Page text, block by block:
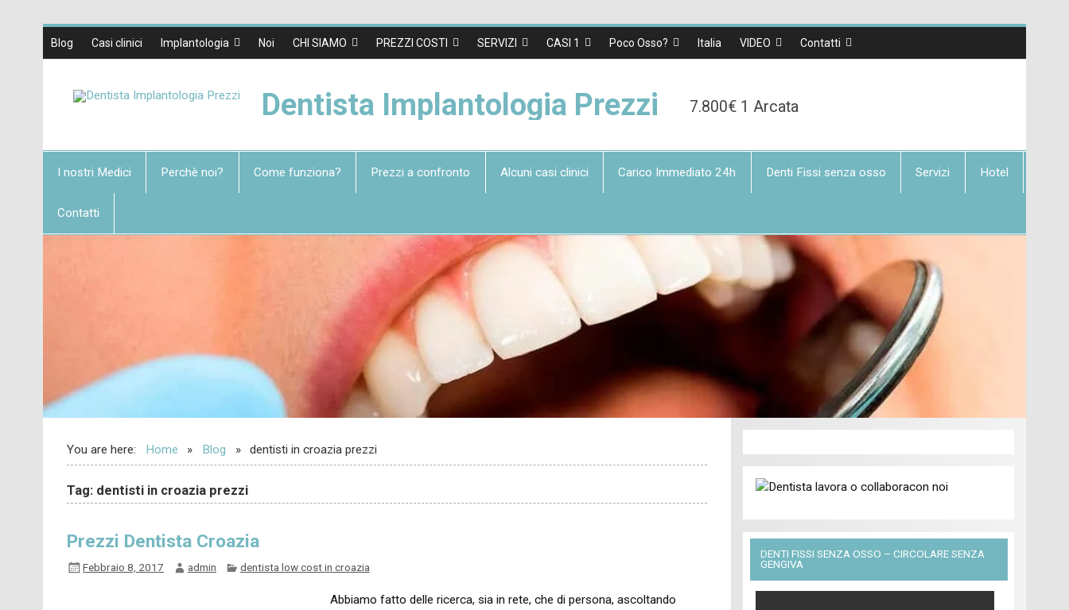
Blog Casi clinici Implantologia Noi CHI SIAMO PREZZI COSTI SERVIZI CASI 1 Poco Osso? Italia VIDEO Contatti
Dentista Implantologia Prezzi 7.800€ 1 Arcata
I nostri Medici Perchè noi? Come funziona? Prezzi a confronto Alcuni casi clinici Carico Immediato 24h Denti Fissi senza osso Servizi Hotel
Contatti
You are here: Home Blog dentisti in croazia prezzi
Tag: dentisti in croazia prezzi
Prezzi Dentista Croazia
Febbraio 8, 2017 admin dentista low cost in croazia
Abbiamo fatto delle ricerca, sia in rete, che di persona, ascoltando
DENTI FISSI SENZA OSSO – CIRCOLARE SENZA
GENGIVA